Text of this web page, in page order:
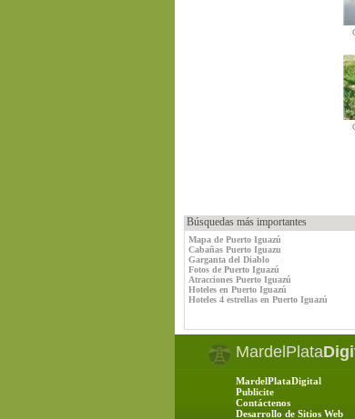
Búsquedas más importantes
Mapa de Puerto Iguazú
Cabañas Puerto Iguazu
Garganta del Diablo
Fotos de Puerto Iguazú
Atracciones Puerto Iguazú
Hoteles en Puerto Iguazú
Hoteles 4 estrellas en Puerto Iguazú
MardelPlata
MardelPlataDigital
Publicite
Contáctenos
Desarrollo de Sitios Web